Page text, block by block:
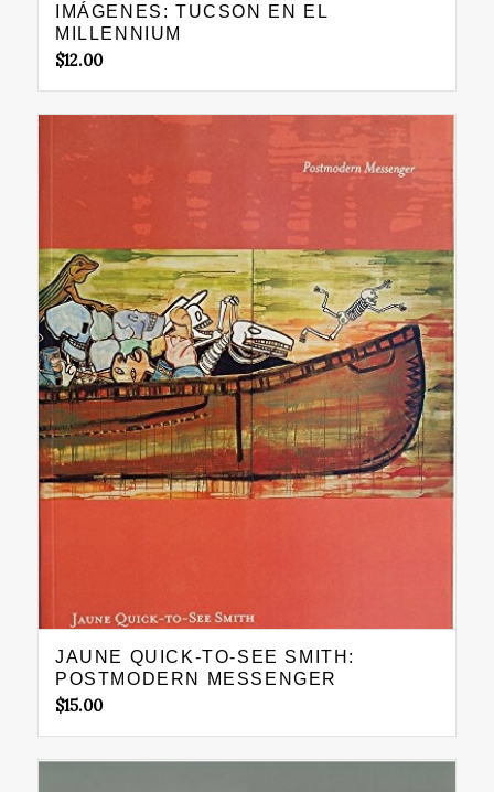
IMÁGENES: TUCSON EN EL
MILLENNIUM
$12.00
JAUNE QUICK-TO-SEE SMITH:
POSTMODERN MESSENGER
$15.00